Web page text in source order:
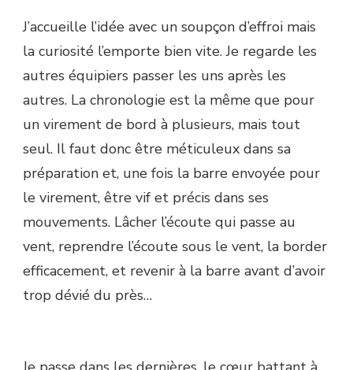
J’accueille l’idée avec un soupçon d’effroi mais
la curiosité l’emporte bien vite. Je regarde les
autres équipiers passer les uns après les
autres. La chronologie est la même que pour
un virement de bord à plusieurs, mais tout
seul. Il faut donc être méticuleux dans sa
préparation et, une fois la barre envoyée pour
le virement, être vif et précis dans ses
mouvements. Lâcher l’écoute qui passe au
vent, reprendre l’écoute sous le vent, la border
efficacement, et revenir à la barre avant d’avoir
trop dévié du près…